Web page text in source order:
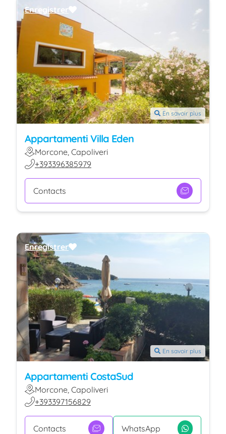
En savoir plus
Appartamenti Villa Eden
Morcone, Capoliveri
+393396385979
Contacts
Enregistrer
En savoir plus
Appartamenti CostaSud
Morcone, Capoliveri
+393397156829
Contacts WhatsApp
Enregistrer